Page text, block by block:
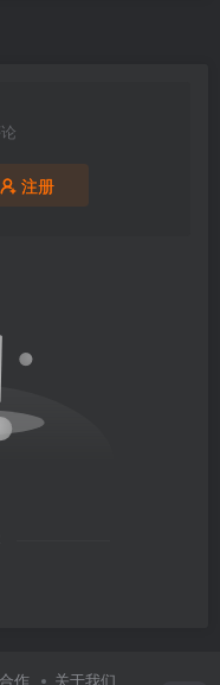
注册
作 关于我们